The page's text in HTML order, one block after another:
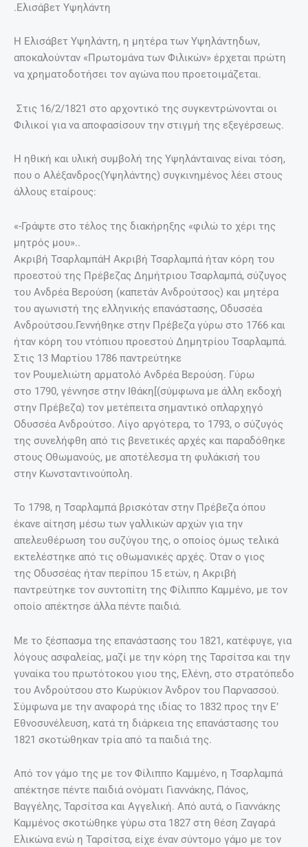
.Ελισάβετ Υψηλάντη
H Ελισάβετ Υψηλάντη, η μητέρα των Υψηλάντηδων,
αποκαλούνταν «Πρωτομάνα των Φιλικών» έρχεται πρώτη
να χρηματοδοτήσει τον αγώνα που προετοιμάζεται.
Στις 16/2/1821 στο αρχοντικό της συγκεντρώνονται οι
Φιλικοί για να αποφασίσουν την στιγμή της εξεγέρσεως.
Η ηθική και υλική συμβολή της Υψηλάνταινας είναι τόση,
που ο Αλέξανδρος(Υψηλάντης) συγκινημένος λέει στους
άλλους εταίρους:
«-Γράψτε στο τέλος της διακήρηξης «φιλώ το χέρι της
μητρός μου»..
Ακριβή ΤσαρλαμπάH Ακριβή Τσαρλαμπά ήταν κόρη του
προεστού της Πρέβεζας Δημήτριου Τσαρλαμπά, σύζυγος
του Ανδρέα Βερούση (καπετάν Ανδρούτσος) και μητέρα
του αγωνιστή της ελληνικής επανάστασης, Οδυσσέα
Ανδρούτσου.Γεννήθηκε στην Πρέβεζα γύρω στο 1766 και
ήταν κόρη του ντόπιου προεστού Δημητρίου Τσαρλαμπά.
Στις 13 Μαρτίου 1786 παντρεύτηκε
τον Ρουμελιώτη αρματολό Ανδρέα Βερούση. Γύρω
στο 1790, γέννησε στην Ιθάκη[(σύμφωνα με άλλη εκδοχή
στην Πρέβεζα) τον μετέπειτα σημαντικό οπλαρχηγό
Οδυσσέα Ανδρούτσο. Λίγο αργότερα, το 1793, ο σύζυγός
της συνελήφθη από τις βενετικές αρχές και παραδόθηκε
στους Οθωμανούς, με αποτέλεσμα τη φυλάκισή του
στην Κωνσταντινούπολη.
Το 1798, η Τσαρλαμπά βρισκόταν στην Πρέβεζα όπου
έκανε αίτηση μέσω των γαλλικών αρχών για την
απελευθέρωση του συζύγου της, ο οποίος όμως τελικά
εκτελέστηκε από τις οθωμανικές αρχές. Όταν ο γιος
της Οδυσσέας ήταν περίπου 15 ετών, η Ακριβή
παντρεύτηκε τον συντοπίτη της Φίλιππο Καμμένο, με τον
οποίο απέκτησε άλλα πέντε παιδιά.
Με το ξέσπασμα της επανάστασης του 1821, κατέφυγε, για
λόγους ασφαλείας, μαζί με την κόρη της Ταρσίτσα και την
γυναίκα του πρωτότοκου γιου της, Ελένη, στο στρατόπεδο
του Ανδρούτσου στο Κωρύκιον Άνδρον του Παρνασσού.
Σύμφωνα με την αναφορά της ιδίας το 1832 προς την Ε’
Εθνοσυνέλευση, κατά τη διάρκεια της επανάστασης του
1821 σκοτώθηκαν τρία από τα παιδιά της.
Από τον γάμο της με τον Φίλιππο Καμμένο, η Τσαρλαμπά
απέκτησε πέντε παιδιά ονόματι Γιαννάκης, Πάνος,
Βαγγέλης, Ταρσίτσα και Αγγελική. Από αυτά, ο Γιαννάκης
Καμμένος σκοτώθηκε γύρω στα 1827 στη θέση Ζαγαρά
Ελικώνα ενώ η Ταρσίτσα, είχε έναν σύντομο γάμο με τον